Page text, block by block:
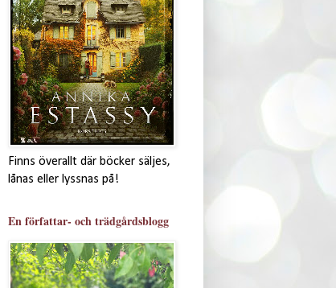
Finns överallt där böcker säljes,
lånas eller lyssnas på!
En författar- och trädgårdsblogg